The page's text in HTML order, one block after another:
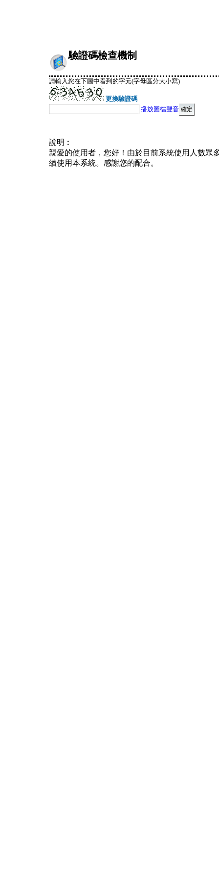
驗證碼檢查機制
請輸入您在下圖中看到的字元(字母區分大小寫)
更換驗證碼
播放圖檔聲音
說明︰
親愛的使用者，您好！由於目前系統使用人數眾
續使用本系統。感謝您的配合。